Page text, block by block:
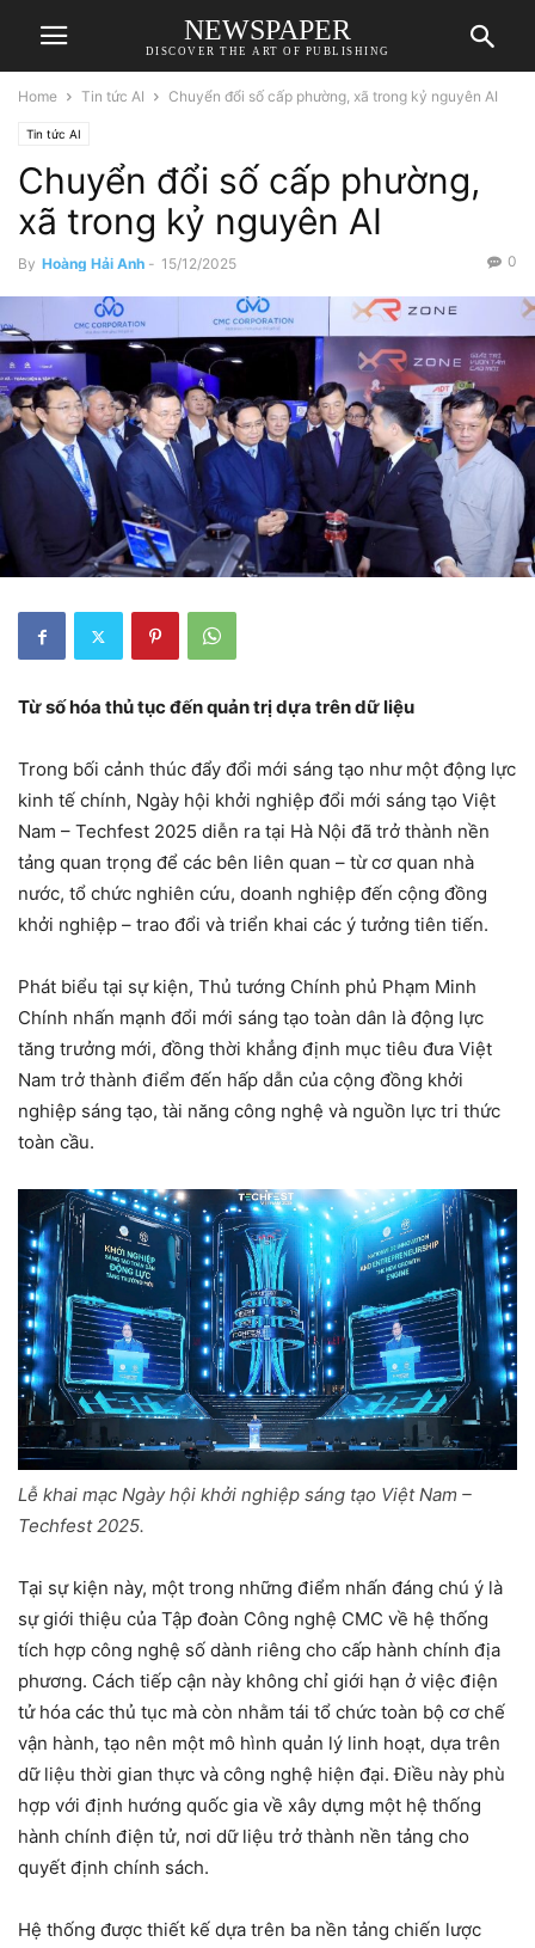
NEWSPAPER
DISCOVER THE ART OF PUBLISHING
Home Tin tức AI Chuyển đổi số cấp phường, xã trong kỷ nguyên AI
Tin tức AI
Chuyển đổi số cấp phường,
xã trong kỷ nguyên AI
By Hoàng Hải Anh - 15/12/2025 0
Từ số hóa thủ tục đến quản trị dựa trên dữ liệu
Trong bối cảnh thúc đẩy đổi mới sáng tạo như một động lực
kinh tế chính, Ngày hội khởi nghiệp đổi mới sáng tạo Việt
Nam – Techfest 2025 diễn ra tại Hà Nội đã trở thành nền
tảng quan trọng để các bên liên quan – từ cơ quan nhà
nước, tổ chức nghiên cứu, doanh nghiệp đến cộng đồng
khởi nghiệp – trao đổi và triển khai các ý tưởng tiên tiến.
Phát biểu tại sự kiện, Thủ tướng Chính phủ Phạm Minh
Chính nhấn mạnh đổi mới sáng tạo toàn dân là động lực
tăng trưởng mới, đồng thời khẳng định mục tiêu đưa Việt
Nam trở thành điểm đến hấp dẫn của cộng đồng khởi
nghiệp sáng tạo, tài năng công nghệ và nguồn lực tri thức
toàn cầu.
Lễ khai mạc Ngày hội khởi nghiệp sáng tạo Việt Nam –
Techfest 2025.
Tại sự kiện này, một trong những điểm nhấn đáng chú ý là
sự giới thiệu của Tập đoàn Công nghệ CMC về hệ thống
tích hợp công nghệ số dành riêng cho cấp hành chính địa
phương. Cách tiếp cận này không chỉ giới hạn ở việc điện
tử hóa các thủ tục mà còn nhằm tái tổ chức toàn bộ cơ chế
vận hành, tạo nên một mô hình quản lý linh hoạt, dựa trên
dữ liệu thời gian thực và công nghệ hiện đại. Điều này phù
hợp với định hướng quốc gia về xây dựng một hệ thống
hành chính điện tử, nơi dữ liệu trở thành nền tảng cho
quyết định chính sách.
Hệ thống được thiết kế dựa trên ba nền tảng chiến lược